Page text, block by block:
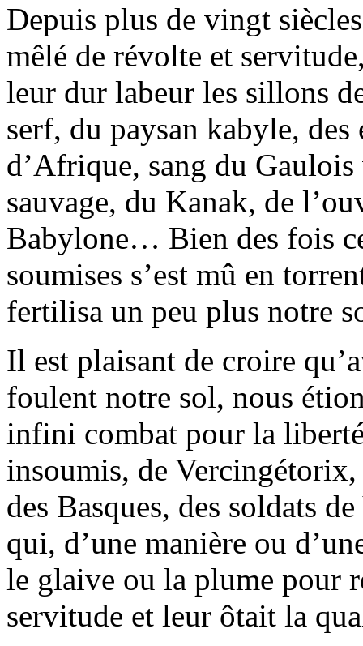
Depuis plus de vingt
mêlé de révolte et
leur dur labeur les sillons
serf, du paysan kabyle, des
d’Afrique, sang du
sauvage, du Kanak, de
Babylone… Bien des fois
soumises s’est mû en
fertilisa un peu plus notre
Il est plaisant de croire
foulent notre sol, nous
infini combat pour la
insoumis, de Vercingétorix,
des Basques, des soldats
qui, d’une manière ou
le glaive ou la plume pour
servitude et leur ôtait la